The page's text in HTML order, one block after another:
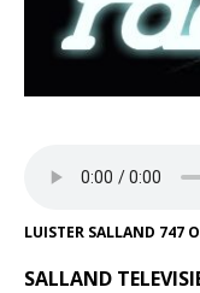
LUISTER SALLAND 747
SALLAND